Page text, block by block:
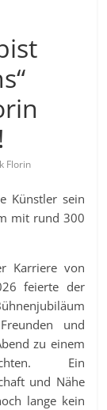
Florin
Künstler sein
mit rund 300
Karriere von
feierte der
und
zu einem
Ein
und Nähe
lange kein